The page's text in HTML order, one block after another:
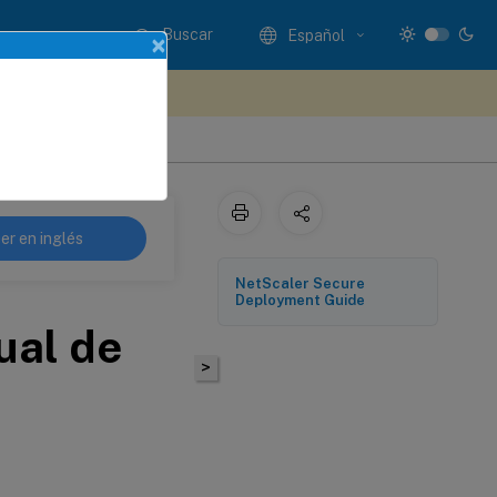
Buscar Español
en inglés
de
>
NetScaler Secure
Deployment Guide
×